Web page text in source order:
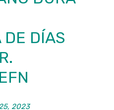
DE DÍAS
2023